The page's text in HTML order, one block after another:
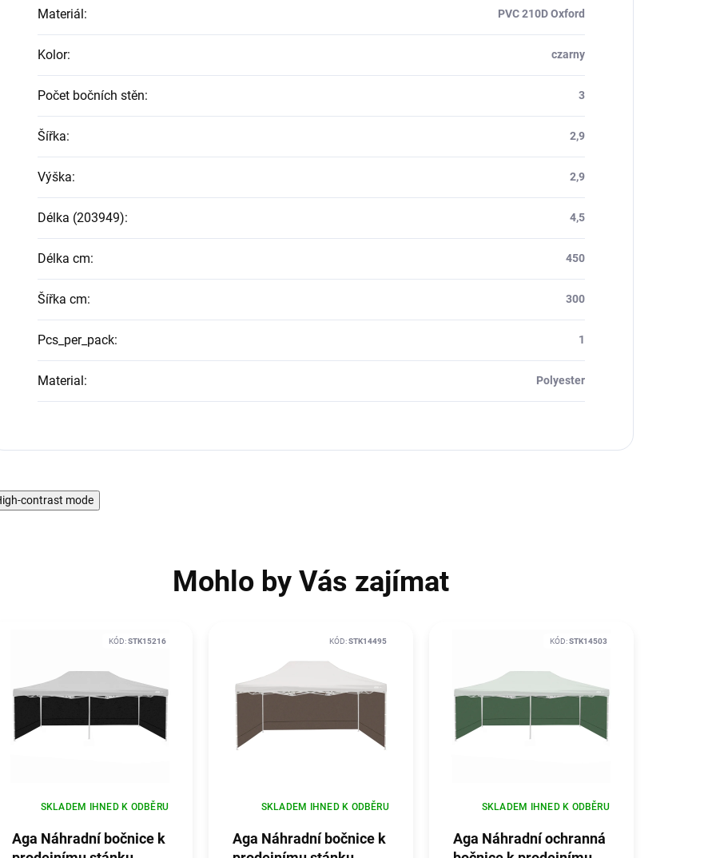
Materiál: PVC 210D Oxford
Kolor: czarny
Počet bočních stěn: 3
Šířka: 2,9
Výška: 2,9
Délka (203949): 4,5
Délka cm: 450
Šířka cm: 300
Pcs_per_pack: 1
Material: Polyester
contrast mode
Mohlo by Vás zajímat
Aga Náhradní bočnice k
SKLADEM IHNED K ODBĚRU
KÓD:STK15216
Aga Náhradní bočnice k
SKLADEM IHNED K ODBĚRU
KÓD:STK14495
Aga Náhradní ochranná
SKLADEM IHNED K ODBĚRU
KÓD:STK14503